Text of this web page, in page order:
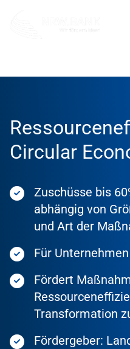
Circular
Zuschüsse bis
abhängig von
und Art der
Für Unternehmen
Fördert
Transformation
Fördergeber: